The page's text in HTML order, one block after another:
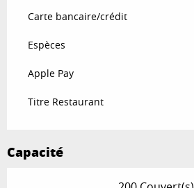
Carte bancaire/crédit
Espèces
Apple Pay
Titre Restaurant
Capacité